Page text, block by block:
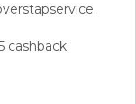
cashback.